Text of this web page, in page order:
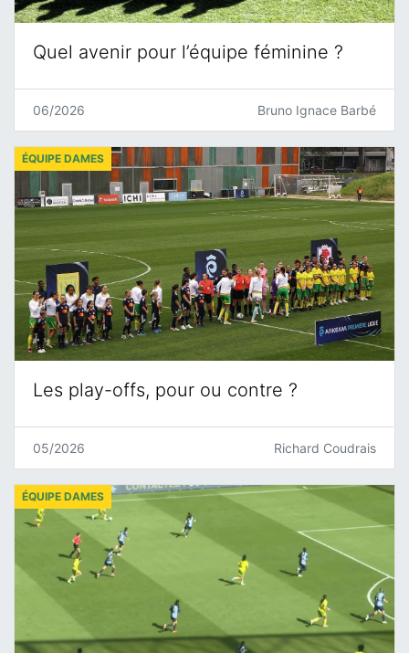
Quel avenir pour l’équipe féminine ?
06/2026 Bruno Ignace Barbé
Les play-offs, pour ou contre ?
ÉQUIPE DAMES
05/2026 Richard Coudrais
ÉQUIPE DAMES